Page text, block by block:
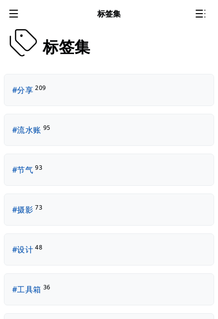
标签集
标签集
#分享 209
#流水账 95
#节气 93
#摄影 73
#设计 48
#工具箱 36